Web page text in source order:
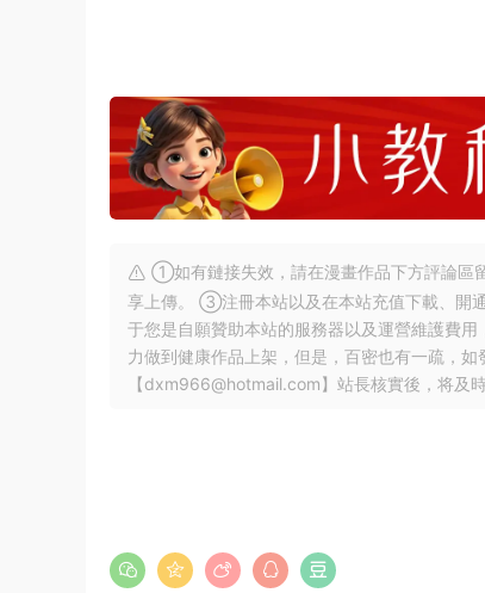
①如有鏈接失效，請在漫畫作品下方評論區
享上傳。 ③注冊本站以及在本站充值下載、開
于您是自願贊助本站的服務器以及運營維護費
力做到健康作品上架，但是，百密也有一疏，
【dxm966@hotmail.com】站長核實後，将及